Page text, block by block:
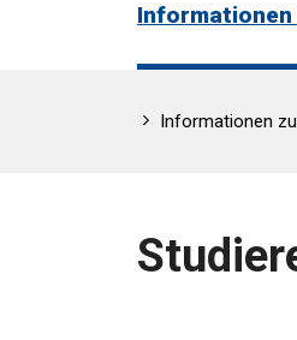
Informationen